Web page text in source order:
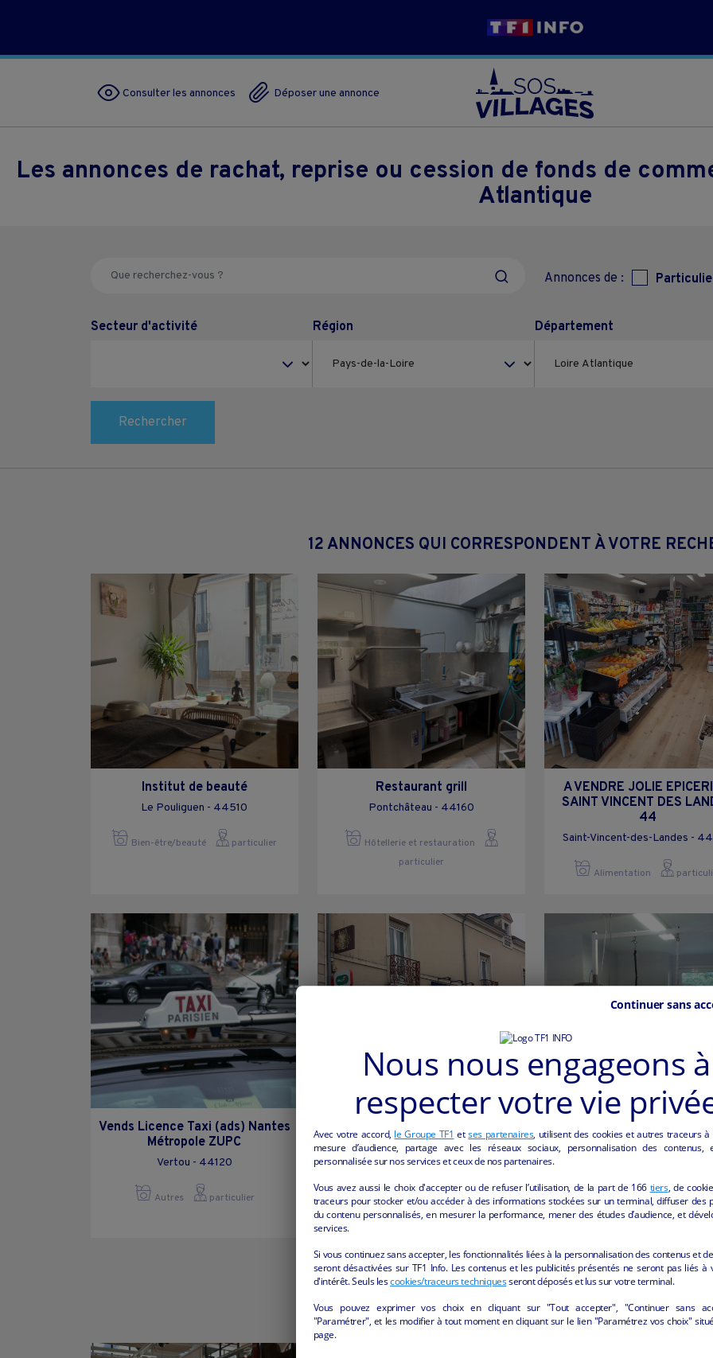
Consulter les annonces Déposer une annonce
Les annonces de rachat, reprise ou cession de fonds de
Atlantique
Annonces de :
Secteur d'activité Région Département
Rechercher
12 ANNONCES QUI CORRESPONDENT À VOTRE
Institut de beauté
Le Pouliguen - 44510
Bien-être/beauté particulier
Restaurant grill
Pontchâteau - 44160
Hôtellerie et restauration
particulier
A VENDRE JOLIE
SAINT VINCENT DES
44
Saint-Vincent-des-Landes -
Alimentation
Vends Licence Taxi (ads) Nantes
Métropole ZUPC
Vertou - 44120
Autres particulier
Tabac-bar-epicerie-
multiservices
Bouée - 44260
Hôtellerie et restauration
particulier
Salon de toilettage
félin
Autres particulier
Nous nous engageons à
respecter votre vie
Avec votre accord, le Groupe TF1 etses partenaires, utilisent des cookies et autres traceurs à
mesure d’audience, partage avec les réseaux sociaux, personnalisation des contenus,
personnalisée sur nos services et ceux de nos partenaires.
Vous avez aussi le choix d'accepter ou de refuser l’utilisation, de la part de 166 tiers, de
traceurs pour stocker et/ou accéder à des informations stockées sur un terminal, diffuser des
du contenu personnalisés, en mesurer la performance, mener des études d’audience, et
services.
Si vous continuez sans accepter, les fonctionnalités liées à la personnalisation des contenus et
seront désactivées sur TF1 Info. Les contenus et les publicités présentés ne seront pas liés à
d'intérêt. Seuls lescookies/traceurs techniquesseront déposés et lus sur votre terminal.
Vous pouvez exprimer vos choix en cliquant sur "Tout accepter", "Continuer sans
"Paramétrer", et les modifier à tout moment en cliquant sur le lien "Paramétrez vos choix"
page.
Continuer sans